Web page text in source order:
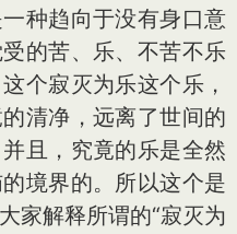
种趋向于没有身口意
的苦、乐、不苦不乐
个寂灭为乐这个乐，
清净，远离了世间的
且，究竟的乐是全然
境界的。所以这个是
家解释所谓的“寂灭为